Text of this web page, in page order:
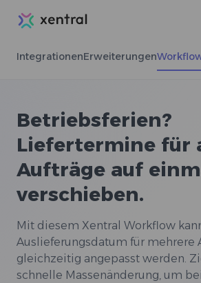
Xentral
IntegrationenErweiterungen
Betriebsferien?
Liefertermine für
Aufträge auf
verschieben.
Mit diesem Xentral Workflow
Auslieferungsdatum für mehrere
gleichzeitig angepasst werden.
schnelle Massenänderung, um